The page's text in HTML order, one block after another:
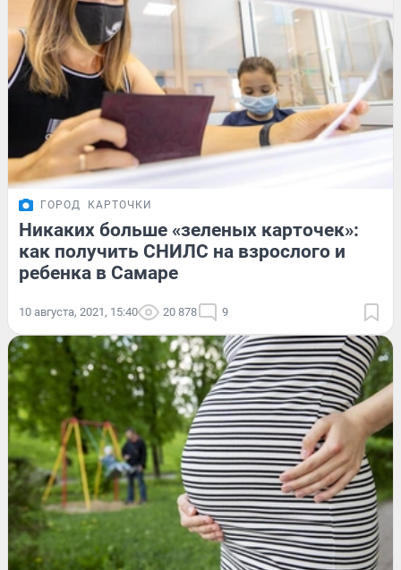
ГОРОД КАРТОЧКИ
Никаких больше «зеленых карточек»:
как получить СНИЛС на взрослого и
ребенка в Самаре
10 августа, 2021, 15:40 20 878 9